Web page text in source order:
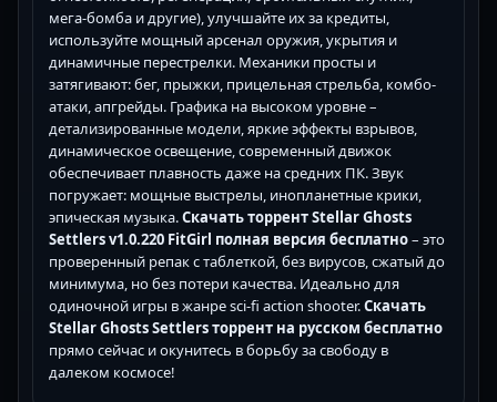
мега-бомба и другие), улучшайте их за кредиты,
используйте мощный арсенал оружия, укрытия и
динамичные перестрелки. Механики просты и
затягивают: бег, прыжки, прицельная стрельба, комбо-
атаки, апгрейды. Графика на высоком уровне –
детализированные модели, яркие эффекты взрывов,
динамическое освещение, современный движок
обеспечивает плавность даже на средних ПК. Звук
погружает: мощные выстрелы, инопланетные крики,
эпическая музыка.Скачать торрент Stellar Ghosts
Settlers v1.0.220 FitGirl полная версия бесплатно– это
проверенный репак с таблеткой, без вирусов, сжатый до
минимума, но без потери качества. Идеально для
одиночной игры в жанре sci-fi action shooter.Скачать
Stellar Ghosts Settlers торрент на русском бесплатно
прямо сейчас и окунитесь в борьбу за свободу в
далеком космосе!